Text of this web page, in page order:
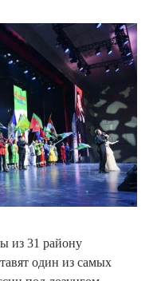
из 31 району
один из самых